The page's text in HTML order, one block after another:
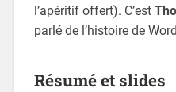
l’apéritif offert). C’est
parlé de l’histoire de
Résumé et slides